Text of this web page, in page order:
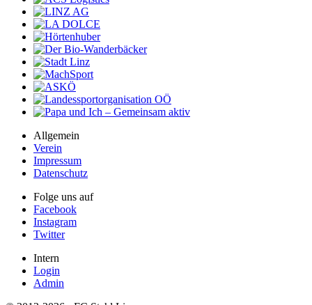
Allgemein
Verein
Impressum
Datenschutz
Folge uns auf
Facebook
Instagram
Twitter
Intern
Login
Admin